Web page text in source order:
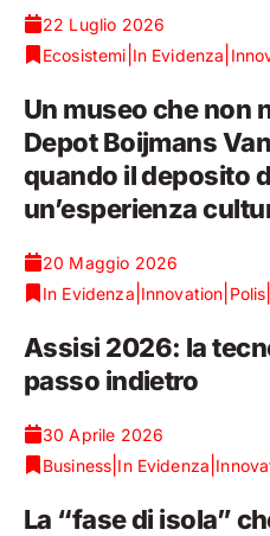
22 Luglio 2026
Ecosistemi In Evidenza
Un museo che non
Depot Boijmans
quando il deposito
un’esperienza
20 Maggio 2026
In Evidenza Innovation Polis
Assisi 2026: la
passo indietro
30 Aprile 2026
Business In Evidenza
La “fase di isola”